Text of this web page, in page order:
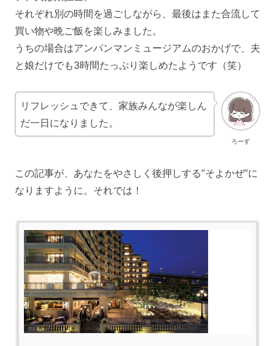
それぞれ別の時間を過ごしながら、最後はまた合流して
買い物や晩ご飯を楽しみました。
うちの場合はアンパンマンミュージアムのおかげで、夫
と娘だけでも3時間たっぷり楽しめたようです（笑）
ろーず
リフレッシュできて、家族みんなが楽しん
だ一日になりました。
この記事が、あなたをやさしく後押しする”そよかぜ”に
なりますように。それでは！